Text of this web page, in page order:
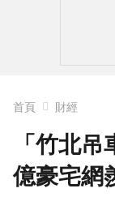
首頁 財經
「竹北
億豪宅網